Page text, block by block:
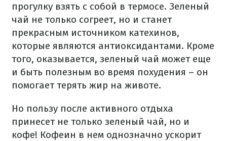
прогулку взять с собой в термосе. Зеленый
чай не только согреет, но и станет
прекрасным источником катехинов,
которые являются антиоксидантами. Кроме
того, оказывается, зеленый чай может еще
и быть полезным во время похудения – он
помогает терять жир на животе.
Но пользу после активного отдыха
принесет не только зеленый чай, но и
кофе! Кофеин в нем однозначно ускорит